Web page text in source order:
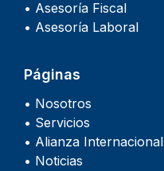
• Asesoría Fiscal
• Asesoría Laboral
Páginas
• Nosotros
• Servicios
• Alianza Internacional
• Noticias